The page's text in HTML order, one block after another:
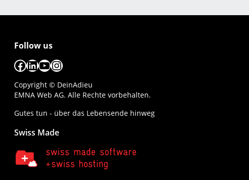
Follow us
Facebook
LinkedIn
YouTube
Instagram
Copyright © DeinAdieu
EMNA Web AG. Alle Rechte vorbehalten.
Gutes tun - über das Lebensende hinweg
Swiss Made